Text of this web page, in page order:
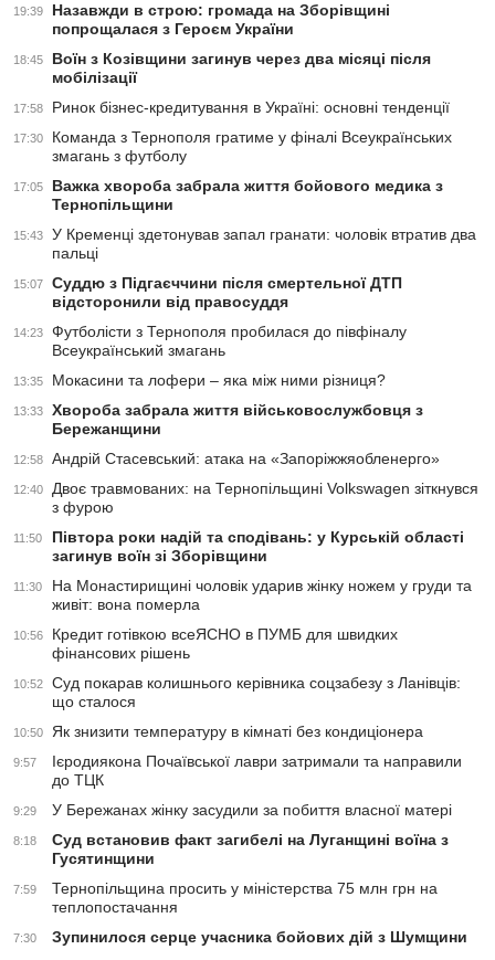
19:39
Назавжди в строю: громада на Зборівщині
попрощалася з Героєм України
18:45
Воїн з Козівщини загинув через два місяці після
мобілізації
17:58 Ринок бізнес-кредитування в Україні: основні тенденції
17:30
Команда з Тернополя гратиме у фіналі Всеукраїнських
змагань з футболу
17:05
Важка хвороба забрала життя бойового медика з
Тернопільщини
15:43
У Кременці здетонував запал гранати: чоловік втратив два
пальці
15:07
Суддю з Підгаєччини після смертельної ДТП
відсторонили від правосуддя
14:23
Футболісти з Тернополя пробилася до півфіналу
Всеукраїнський змагань
13:35 Мокасини та лофери – яка між ними різниця?
13:33
Хвороба забрала життя військовослужбовця з
Бережанщини
12:58 Андрій Стасевський: атака на «Запоріжжяобленерго»
12:40
Двоє травмованих: на Тернопільщині Volkswagen зіткнувся
з фурою
11:50
Півтора роки надій та сподівань: у Курській області
загинув воїн зі Зборівщини
11:30
На Монастирищині чоловік ударив жінку ножем у груди та
живіт: вона померла
10:56
Кредит готівкою всеЯСНО в ПУМБ для швидких
фінансових рішень
10:52
Суд покарав колишнього керівника соцзабезу з Ланівців:
що сталося
10:50 Як знизити температуру в кімнаті без кондиціонера
9:57
Ієродиякона Почаївської лаври затримали та направили
до ТЦК
9:29 У Бережанах жінку засудили за побиття власної матері
8:18
Суд встановив факт загибелі на Луганщині воїна з
Гусятинщини
7:59
Тернопільщина просить у міністерства 75 млн грн на
теплопостачання
7:30 Зупинилося серце учасника бойових дій з Шумщини